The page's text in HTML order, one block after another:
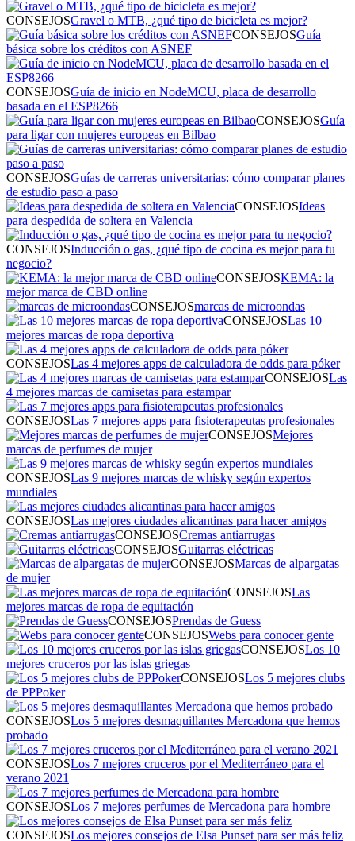
CONSEJOSGravel o MTB, ¿qué tipo de bicicleta es mejor?
CONSEJOSGuía
básica sobre los créditos con ASNEF
CONSEJOSGuía de inicio en NodeMCU, placa de desarrollo
basada en el ESP8266
CONSEJOSGuía
para ligar con mujeres europeas en Bilbao
CONSEJOSGuías de carreras universitarias: cómo comparar planes
de estudio paso a paso
CONSEJOSIdeas
para despedida de soltera en Valencia
CONSEJOSInducción o gas, ¿qué tipo de cocina es mejor para tu
negocio?
CONSEJOSKEMA: la
mejor marca de CBD online
CONSEJOSmarcas de microondas
CONSEJOSLas 10
mejores marcas de ropa deportiva
CONSEJOSLas 4 mejores apps de calculadora de odds para póker
CONSEJOSLas
4 mejores marcas de camisetas para estampar
CONSEJOSLas 7 mejores apps para fisioterapeutas profesionales
CONSEJOSMejores
marcas de perfumes de mujer
CONSEJOSLas 9 mejores marcas de whisky según expertos
mundiales
CONSEJOSLas mejores ciudades alicantinas para hacer amigos
CONSEJOSCremas antiarrugas
CONSEJOSGuitarras eléctricas
CONSEJOSMarcas de alpargatas
de mujer
CONSEJOSLas
mejores marcas de ropa de equitación
CONSEJOSPrendas de Guess
CONSEJOSWebs para conocer gente
CONSEJOSLos 10
mejores cruceros por las islas griegas
CONSEJOSLos 5 mejores clubs
de PPPoker
CONSEJOSLos 5 mejores desmaquillantes Mercadona que hemos
probado
CONSEJOSLos 7 mejores cruceros por el Mediterráneo para el
verano 2021
CONSEJOSLos 7 mejores perfumes de Mercadona para hombre
CONSEJOSLos mejores consejos de Elsa Punset para ser más feliz